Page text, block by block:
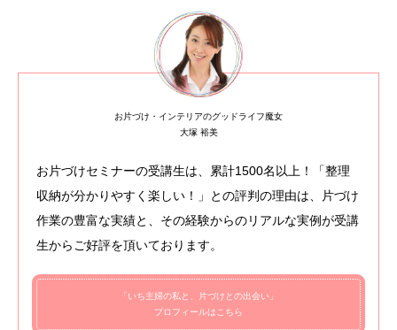
お片づけ・インテリアのグッドライフ魔女
大塚 裕美
お片づけセミナーの受講生は、累計1500名以上！「整理
収納が分かりやすく楽しい！」との評判の理由は、片づけ
作業の豊富な実績と、その経験からのリアルな実例が受講
生からご好評を頂いております。
「いち主婦の私と、片づけとの出会い」
プロフィールはこちら